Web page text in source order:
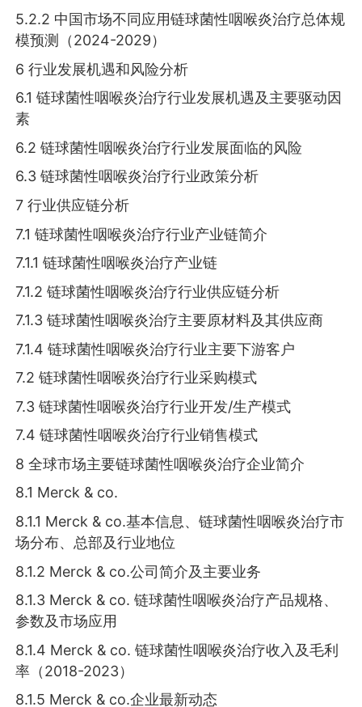
5.2.2 中国市场不同应用链球菌性咽喉炎治疗总体规
模预测（2024-2029）
6 行业发展机遇和风险分析
6.1 链球菌性咽喉炎治疗行业发展机遇及主要驱动因
素
6.2 链球菌性咽喉炎治疗行业发展面临的风险
6.3 链球菌性咽喉炎治疗行业政策分析
7 行业供应链分析
7.1 链球菌性咽喉炎治疗行业产业链简介
7.1.1 链球菌性咽喉炎治疗产业链
7.1.2 链球菌性咽喉炎治疗行业供应链分析
7.1.3 链球菌性咽喉炎治疗主要原材料及其供应商
7.1.4 链球菌性咽喉炎治疗行业主要下游客户
7.2 链球菌性咽喉炎治疗行业采购模式
7.3 链球菌性咽喉炎治疗行业开发/生产模式
7.4 链球菌性咽喉炎治疗行业销售模式
8 全球市场主要链球菌性咽喉炎治疗企业简介
8.1 Merck & co.
8.1.1 Merck & co.基本信息、链球菌性咽喉炎治疗市
场分布、总部及行业地位
8.1.2 Merck & co.公司简介及主要业务
8.1.3 Merck & co. 链球菌性咽喉炎治疗产品规格、
参数及市场应用
8.1.4 Merck & co. 链球菌性咽喉炎治疗收入及毛利
率（2018-2023）
8.1.5 Merck & co.企业最新动态